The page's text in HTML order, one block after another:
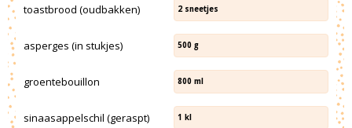
toastbrood (oudbakken) 2 sneetjes
asperges (in stukjes) 500 g
groentebouillon 800 ml
sinaasappelschil (geraspt) 1 kl